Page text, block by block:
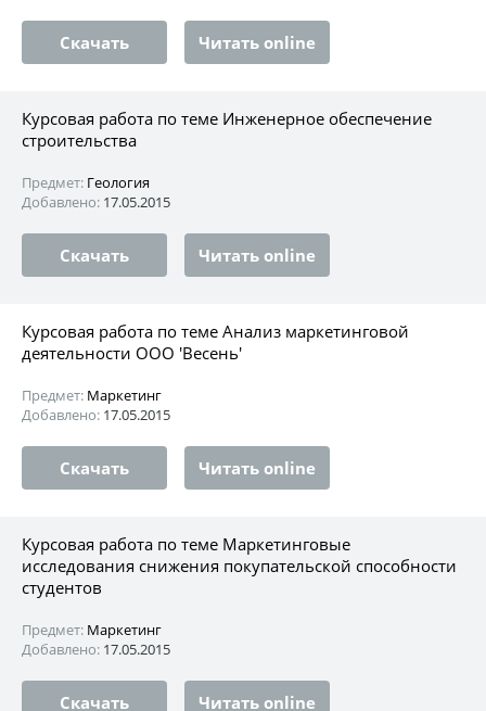
Скачать Читать online
Курсовая работа по теме Инженерное обеспечение
строительства
Предмет: Геология
Добавлено: 17.05.2015
Скачать Читать online
Курсовая работа по теме Анализ маркетинговой
деятельности ООО 'Весень'
Предмет: Маркетинг
Добавлено: 17.05.2015
Скачать Читать online
Курсовая работа по теме Маркетинговые
исследования снижения покупательской способности
студентов
Предмет: Маркетинг
Добавлено: 17.05.2015
Скачать Читать online